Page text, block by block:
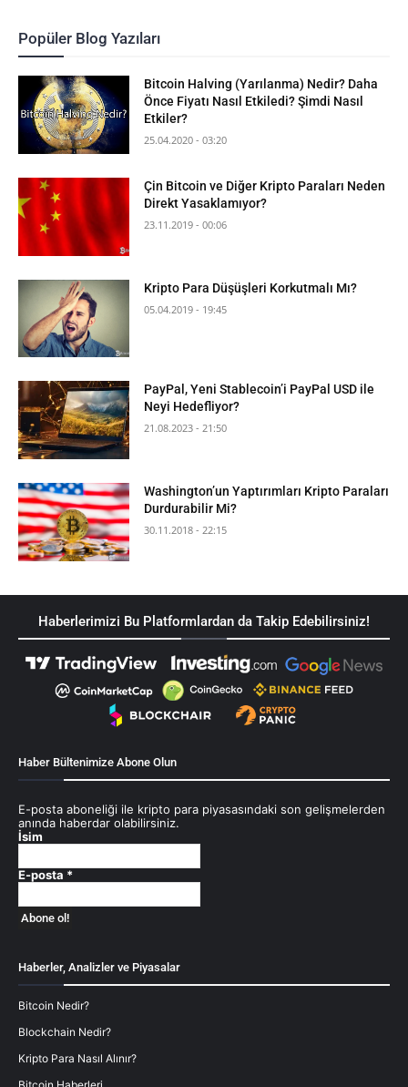
Popüler Blog Yazıları
Bitcoin Halving (Yarılanma) Nedir? Daha
Önce Fiyatı Nasıl Etkiledi? Şimdi Nasıl
Etkiler?
25.04.2020 - 03:20
Çin Bitcoin ve Diğer Kripto Paraları Neden
Direkt Yasaklamıyor?
23.11.2019 - 00:06
Kripto Para Düşüşleri Korkutmalı Mı?
05.04.2019 - 19:45
PayPal, Yeni Stablecoin’i PayPal USD ile
Neyi Hedefliyor?
21.08.2023 - 21:50
Washington’un Yaptırımları Kripto Paraları
Durdurabilir Mi?
30.11.2018 - 22:15
Haberlerimizi Bu Platformlardan da Takip Edebilirsiniz!
Haber Bültenimize Abone Olun
E-posta aboneliği ile kripto para piyasasındaki son gelişmelerden
anında haberdar olabilirsiniz.
İsim
E-posta *
Haberler, Analizler ve Piyasalar
Bitcoin Nedir?
Blockchain Nedir?
Kripto Para Nasıl Alınır?